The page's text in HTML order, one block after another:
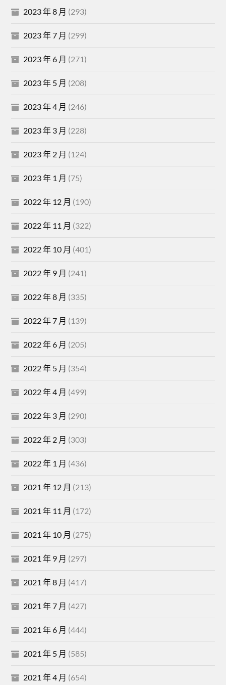
2023 年 8 月 (293)
2023 年 7 月 (299)
2023 年 6 月 (271)
2023 年 5 月 (208)
2023 年 4 月 (246)
2023 年 3 月 (228)
2023 年 2 月 (124)
2023 年 1 月 (75)
2022 年 12 月 (190)
2022 年 11 月 (322)
2022 年 10 月 (401)
2022 年 9 月 (241)
2022 年 8 月 (335)
2022 年 7 月 (139)
2022 年 6 月 (205)
2022 年 5 月 (354)
2022 年 4 月 (499)
2022 年 3 月 (290)
2022 年 2 月 (303)
2022 年 1 月 (436)
2021 年 12 月 (213)
2021 年 11 月 (172)
2021 年 10 月 (275)
2021 年 9 月 (297)
2021 年 8 月 (417)
2021 年 7 月 (427)
2021 年 6 月 (444)
2021 年 5 月 (585)
2021 年 4 月 (654)